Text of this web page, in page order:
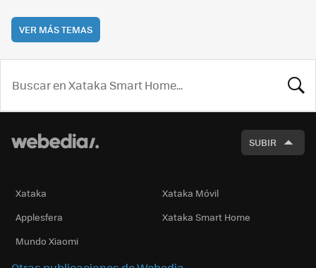
VER MÁS TEMAS
SUBIR
Xataka
Xataka Móvil
Applesfera
Xataka Smart Home
Mundo Xiaomi